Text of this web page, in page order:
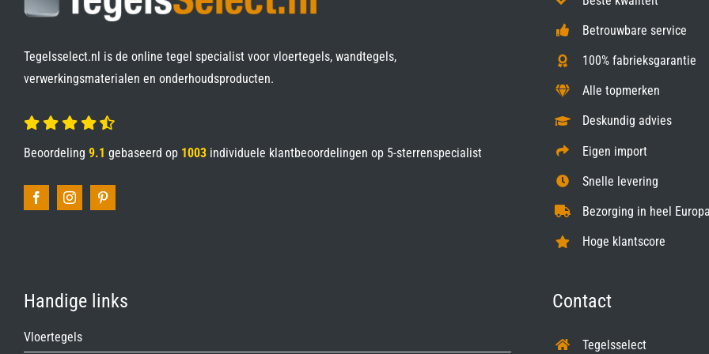
Tegelsselect.nl is de online tegel specialist voor vloertegels, wandtegels,
verwerkingsmaterialen en onderhoudsproducten.
Beoordeling 9.1 gebaseerd op 1003individuele klantbeoordelingen op 5-sterrenspecialist
Betrouwbare service
100% fabrieksgarantie
Alle topmerken
Deskundig advies
Eigen import
Snelle levering
Bezorging in heel
Hoge klantscore
Handige links
Vloertegels
Contact
Tegelsselect